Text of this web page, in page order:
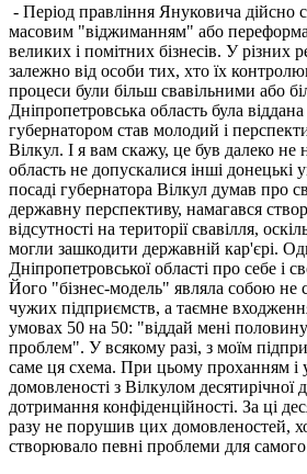
- Період правління Януковича дійсно
масовим "віджиманням" або
великих і помітних бізнесів. У різних
залежно від особи тих, хто їх
процеси були більш свавільними або
Дніпропетровська область була
губернатором став молодий і
Вілкул. І я вам скажу, це був далеко не
область не допускалися інші донецькі
посаді губернатора Вілкул думав про
державну перспективу, намагався
відсутності на території свавілля,
могли зашкодити державній кар'єрі.
Дніпропетровської області про себе і
Його "бізнес-модель" являла собою не
чужих підприємств, а таємне
умовах 50 на 50: "віддай мені половину
проблем". У всякому разі, з моїм
саме ця схема. При цьому проханням
домовленості з Вілкулом десятирічної
дотримання конфіденційності. За ці
разу не порушив цих домовленостей,
створювало певні проблеми для самого